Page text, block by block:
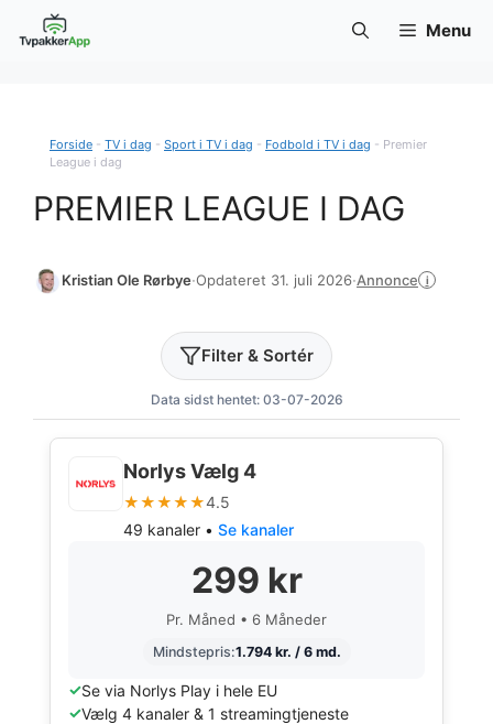
Menu
Forside - TV i dag - Sport i TV i dag - Fodbold i TV i dag - Premier
League i dag
PREMIER LEAGUE I DAG
Kristian Ole Rørbye·Opdateret 31. juli 2026·Annonce i
Filter & Sortér
Data sidst hentet: 03-07-2026
Norlys Vælg 4
★★★★★4.5
49 kanaler • Se kanaler
299 kr
Pr. Måned • 6 Måneder
Mindstepris:1.794 kr. / 6 md.
Se via Norlys Play i hele EU
Vælg 4 kanaler & 1 streamingtjeneste